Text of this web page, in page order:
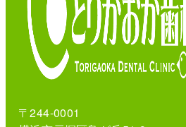
〒244-0001